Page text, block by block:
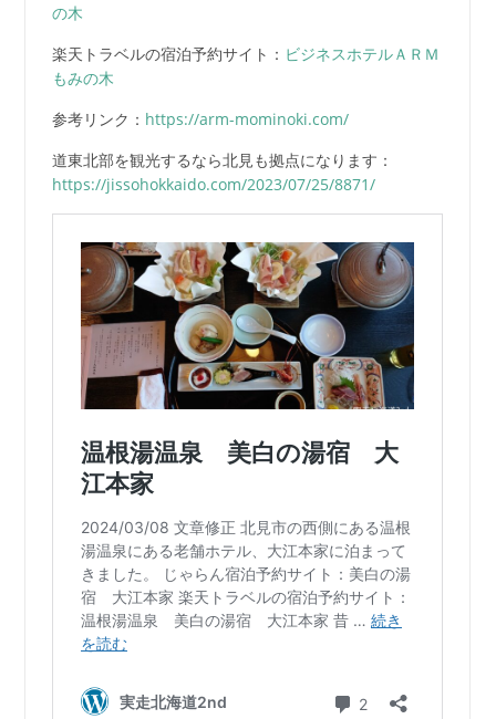
の木
楽天トラベルの宿泊予約サイト： ビジネスホテルＡＲＭ
もみの木
参考リンク： https://arm-mominoki.com/
道東北部を観光するなら北見も拠点になります：
https://jissohokkaido.com/2023/07/25/8871/